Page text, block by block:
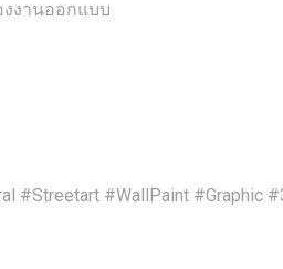
งานออกแบบ
#Streetart #WallPaint